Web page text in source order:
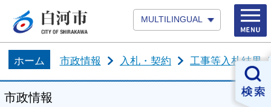
MULTILINGUAL
ホーム 市政情報 入札・契約 工事等入札結果
市政情報